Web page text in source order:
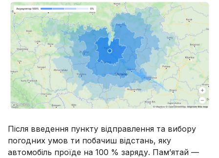
Після введення пункту відправлення та вибору
погодних умов ти побачиш відстань, яку
автомобіль проїде на 100 % заряду. Пам’ятай —